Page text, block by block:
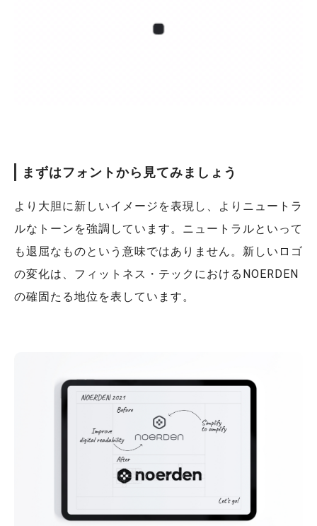
まずはフォントから見てみましょう
より大胆に新しいイメージを表現し、よりニュートラ
ルなトーンを強調しています。ニュートラルといって
も退屈なものという意味ではありません。新しいロゴ
の変化は、フィットネス・テックにおけるNOERDEN
の確固たる地位を表しています。